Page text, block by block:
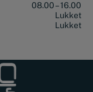
08.00 – 16.00
Lukket
Lukket